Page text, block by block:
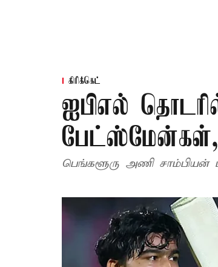
கிரிக்கெட்
ஐபிஎல்
பெங்களூரு அணி சாம்பியன்